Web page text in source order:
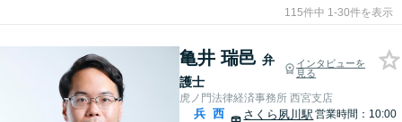
115件中 1-30件を表示
亀井 瑞邑 弁
護士
インタビューを
見る
虎ノ門法律経済事務所 西宮支店
兵 西
さくら夙川駅 営業時間：10:00